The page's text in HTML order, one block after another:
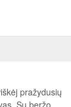
pražydusių
Su beržo